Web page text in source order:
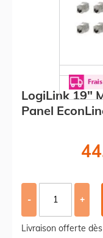
LogiLink 19"
Panel
- +
Livraison offerte dès